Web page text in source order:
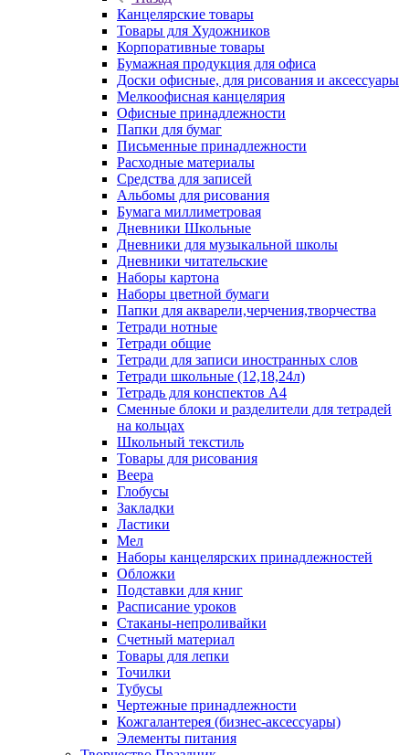
Канцелярские товары
Товары для Художников
Корпоративные товары
Бумажная продукция для офиса
Доски офисные, для рисования и аксессуары
Мелкоофисная канцелярия
Офисные принадлежности
Папки для бумаг
Письменные принадлежности
Расходные материалы
Средства для записей
Альбомы для рисования
Бумага миллиметровая
Дневники Школьные
Дневники для музыкальной школы
Дневники читательские
Наборы картона
Наборы цветной бумаги
Папки для акварели,черчения,творчества
Тетради нотные
Тетради общие
Тетради для записи иностранных слов
Тетради школьные (12,18,24л)
Тетрадь для конспектов А4
Сменные блоки и разделители для тетрадей
на кольцах
Школьный текстиль
Товары для рисования
Веера
Глобусы
Закладки
Ластики
Мел
Наборы канцелярских принадлежностей
Обложки
Подставки для книг
Расписание уроков
Стаканы-непроливайки
Счетный материал
Товары для лепки
Точилки
Тубусы
Чертежные принадлежности
Кожгалантерея (бизнес-аксессуары)
Элементы питания